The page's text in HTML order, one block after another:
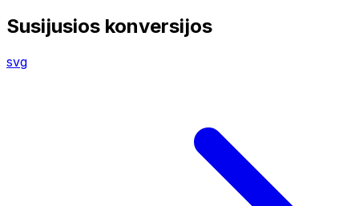
Susijusios konversijos
svg